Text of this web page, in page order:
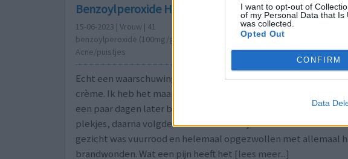
I want to opt-out of
of my Personal Data that
was collected.
Opted Out
CONFIRM
Data
Benzoylperoxide Hydrogel
15-06-2023 | Vrouw | 41
benzoylperoxide (100mg/g)
Acne/puistjes
Echt een waarschuwing! Pas alsjeblieft op met deze
crème. Ik heb het maar op een paar puntjes gesmeerd en
een paar dagen later begon mijn huid te jeuken op die
plekjes, daarna volgde er allemaal blaasjes die zich uitbreiden
gezicht was vuurrood en helemaal opgezwollen met allemaal
brandwonden. Wat een pijn heeft het [lees meer...]